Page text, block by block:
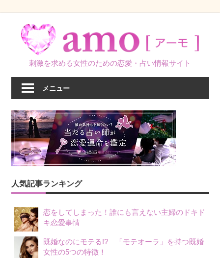
刺激を求める女性のための恋愛・占い情報サイト
メニュー
人気記事ランキング
恋をしてしまった！誰にも言えない主婦のドキド
キ恋愛事情
既婚なのにモテる!? 「モテオーラ」を持つ既婚
女性の5つの特徴！